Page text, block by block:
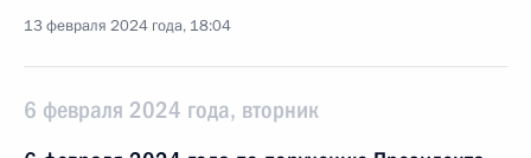
13 февраля 2024 года, 18:04
6 февраля 2024 года, вторник